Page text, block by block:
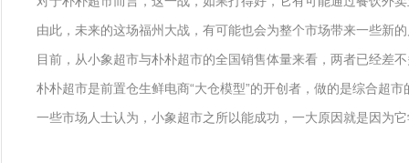
由此，未来的这场福州大战，有可能也会为整个市场带来一些新
目前，从小象超市与朴朴超市的全国销售体量来看，两者已经差
朴朴超市是前置仓生鲜电商“大仓模型”的开创者，做的是综合超
一些市场人士认为，小象超市之所以能成功，一大原因就是因为